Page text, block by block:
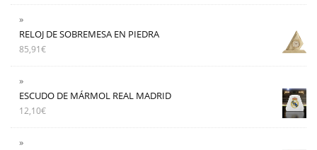
RELOJ DE SOBREMESA EN PIEDRA
85,91€
ESCUDO DE MÁRMOL REAL MADRID
12,10€